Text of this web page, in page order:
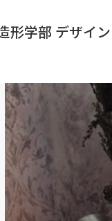
学部 デザイ